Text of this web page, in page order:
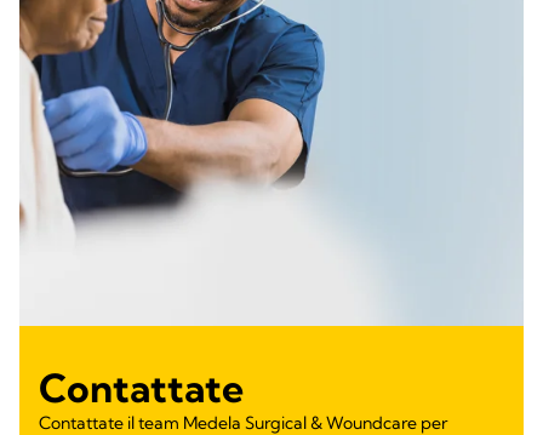
Contattate
Contattate il team Medela Surgical & Woundcare per